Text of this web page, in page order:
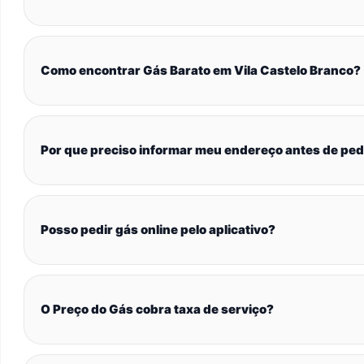
Como encontrar Gás Barato em Vila Castelo Branco?
Por que preciso informar meu endereço antes de
Posso pedir gás online pelo aplicativo?
O Preço do Gás cobra taxa de serviço?